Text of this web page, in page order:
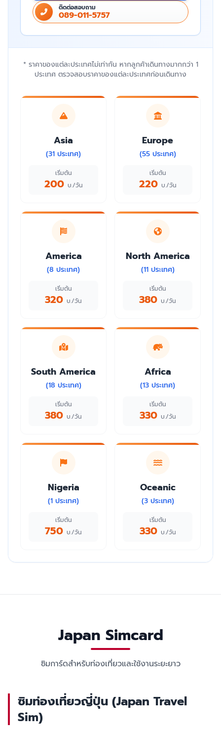
ติดต่อสอบถาม
089-011-5757
* ราคาของแต่ละประเทศไม่เท่ากัน หากลูกค้าเดินทางมากกว่า 1
ประเทศ ตรวจสอบราคาของแต่ละประเทศก่อนเดินทาง
Asia
(31 ประเทศ)
เริ่มต้น
200 บ./วัน
Europe
(55 ประเทศ)
เริ่มต้น
220 บ./วัน
America
(8 ประเทศ)
เริ่มต้น
320 บ./วัน
North America
(11 ประเทศ)
เริ่มต้น
380 บ./วัน
South America
(18 ประเทศ)
เริ่มต้น
380 บ./วัน
Africa
(13 ประเทศ)
เริ่มต้น
330 บ./วัน
Nigeria
(1 ประเทศ)
เริ่มต้น
750 บ./วัน
Oceanic
(3 ประเทศ)
เริ่มต้น
330 บ./วัน
Japan Simcard
ซิมการ์ดสำหรับท่องเที่ยวและใช้งานระยะยาว
ซิมท่องเที่ยวญี่ปุ่น (Japan Travel
Sim)